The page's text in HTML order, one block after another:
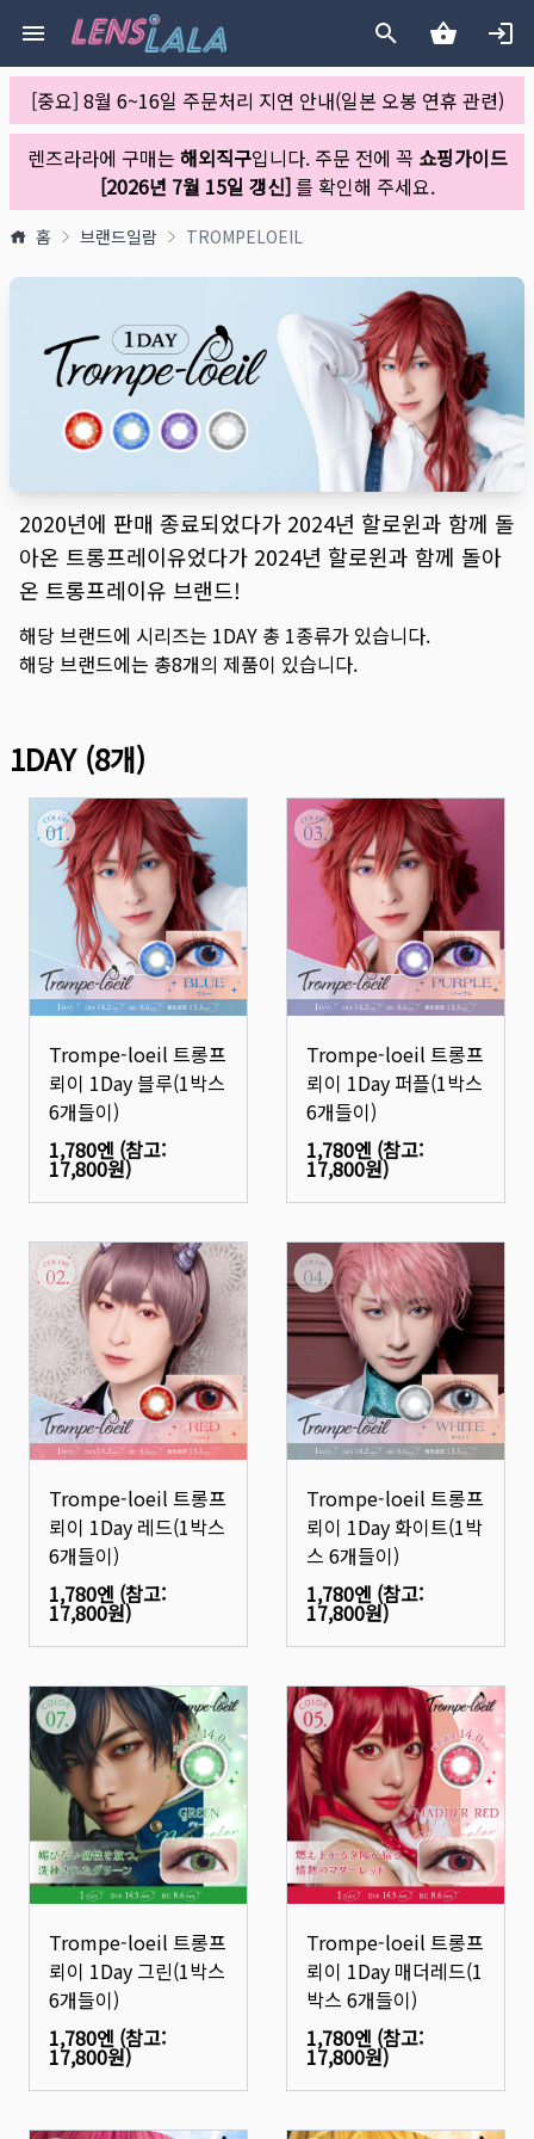
[중요] 8월 6~16일 주문처리 지연 안내(일본 오봉 연휴 관련)
렌즈라라에 구매는 해외직구입니다. 주문 전에 꼭 쇼핑가이드
[2026년 7월 15일 갱신]를 확인해 주세요.
홈 브랜드일람 TROMPELOEIL
2020년에 판매 종료되었다가 2024년 할로윈과 함께 돌
아온 트롱프레이유었다가 2024년 할로윈과 함께 돌아
온 트롱프레이유 브랜드!
해당 브랜드에 시리즈는 1DAY 총 1종류가 있습니다.
해당 브랜드에는 총8개의 제품이 있습니다.
1DAY(8개)
Trompe-loeil 트롱프
뢰이 1Day 블루(1박스
6개들이)
1,780엔 (참고:
17,800원)
Trompe-loeil 트롱프
뢰이 1Day 퍼플(1박스
6개들이)
1,780엔 (참고:
17,800원)
Trompe-loeil 트롱프
뢰이 1Day 레드(1박스
6개들이)
1,780엔 (참고:
17,800원)
Trompe-loeil 트롱프
뢰이 1Day 화이트(1박
스 6개들이)
1,780엔 (참고:
17,800원)
Trompe-loeil 트롱프
뢰이 1Day 그린(1박스
6개들이)
1,780엔 (참고:
17,800원)
Trompe-loeil 트롱프
뢰이 1Day 매더레드(1
박스 6개들이)
1,780엔 (참고:
17,800원)